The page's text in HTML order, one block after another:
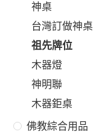
神桌
台灣訂做神桌
祖先牌位
木器燈
神明聯
木器鉅桌
佛教綜合用品